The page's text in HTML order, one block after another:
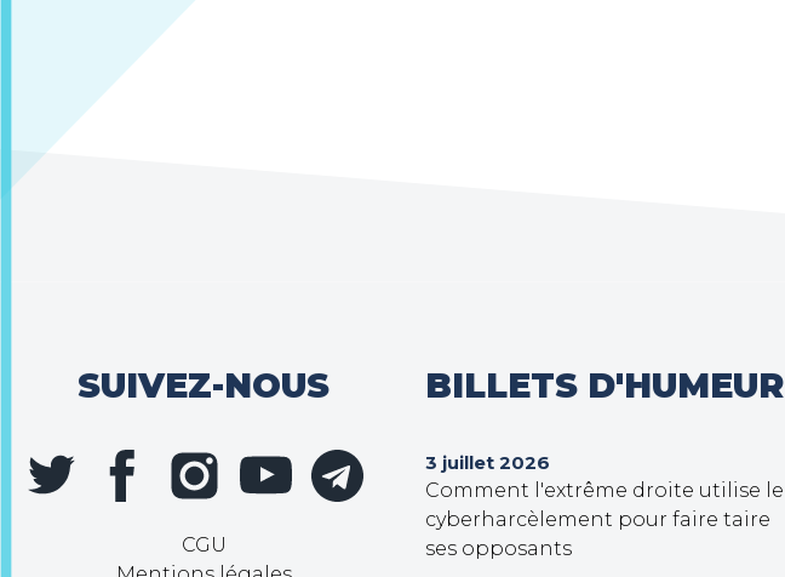
SUIVEZ-NOUS
CGU
BILLETS D'HUMEUR
3 juillet 2026
Comment l'extrême droite utilise le
cyberharcèlement pour faire taire
ses opposants